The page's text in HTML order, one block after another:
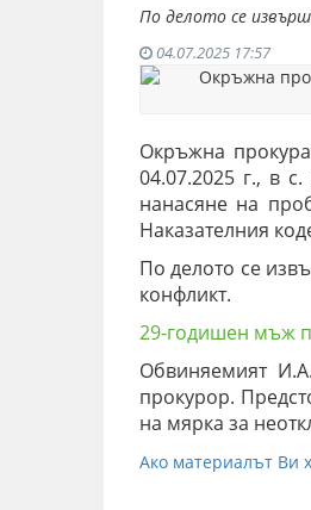
По делото се
04.07.2025 17:57
Окръжна
04.07.2025 г., в
нанасяне на
Наказателния
По делото се
конфликт.
29-годишен мъж
Обвиняемият
прокурор.
на мярка за
Ако материалът Ви